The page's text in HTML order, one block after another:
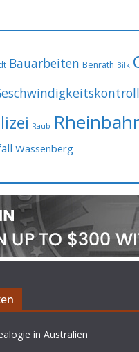
Bauarbeiten Benrath Bilk
Raub
Wassenberg
in Australien